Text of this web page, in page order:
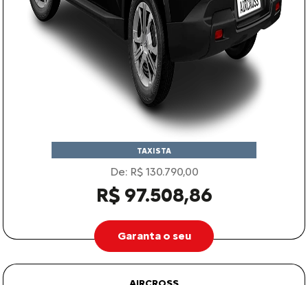
TAXISTA
De: R$ 130.790,00
R$ 97.508,86
Garanta o seu